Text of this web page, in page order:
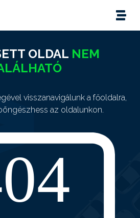
OLDAL NEM
visszanavigálunk a főoldalra,
az oldalunkon.